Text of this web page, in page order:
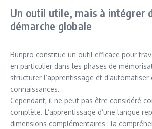
Un outil utile, mais à intégrer
démarche globale
Bunpro constitue un outil efficace pour
en particulier dans les phases de
structurer l’apprentissage et d’automatiser
connaissances.
Cependant, il ne peut pas être considéré
complète. L’apprentissage d’une langue
dimensions complémentaires : la